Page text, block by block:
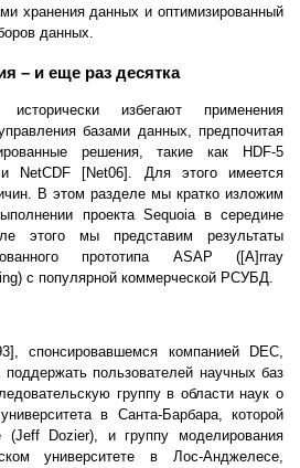
хранения данных и оптимизированный
данных.
– и еще раз десятка
исторически избегают применения
базами данных, предпочитая
решения, такие как HDF-5
NetCDF [Net06]. Для этого имеется
В этом разделе мы кратко изложим
проекта Sequoia в середине
этого мы представим результаты
прототипа ASAP ([A]rray
с популярной коммерческой РСУБД.
спонсировавшемся компанией DEC,
пользователей научных баз
группу в области наук о
в Санта-Барбара, которой
Dozier), и группу моделирования
университете в Лос-Анджелесе,